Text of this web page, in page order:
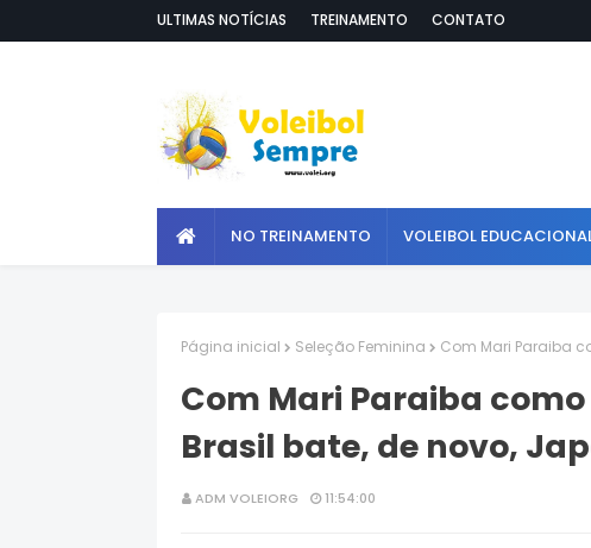
ULTIMAS NOTÍCIAS TREINAMENTO CONTATO
NO TREINAMENTO VOLEIBOL
Página inicial Seleção Feminina Com Mari Paraiba
Com Mari Paraiba
Brasil bate, de novo,
ADM VOLEIORG 11:54:00